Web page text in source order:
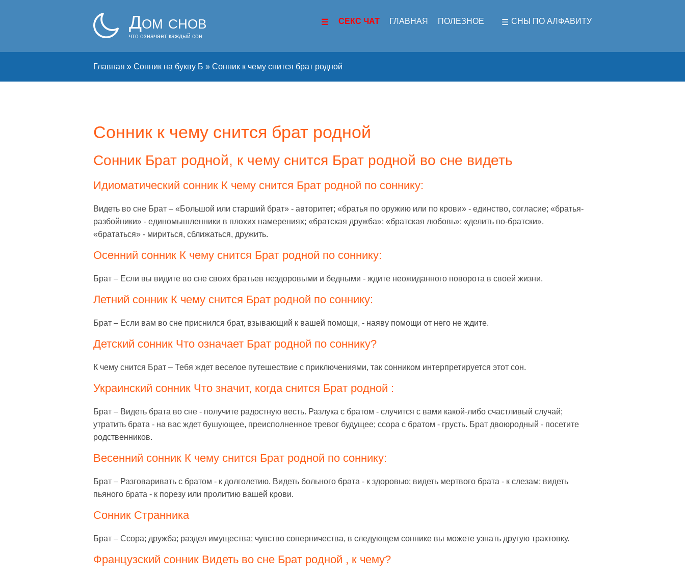
Дом снов
что означает каждый сон
СЕКС ЧАТ ГЛАВНАЯ ПОЛЕЗНОЕ СНЫ ПО АЛФАВИТУ
Главная » Сонник на букву Б » Сонник к чему снится брат родной
Сонник к чему снится брат родной
Сонник Брат родной, к чему снится Брат родной во сне видеть
Идиоматический сонник К чему снится Брат родной по соннику:
Видеть во сне Брат – «Большой или старший брат» - авторитет; «братья по оружию или по крови» - единство, согласие; «братья-
разбойники» - единомышленники в плохих намерениях; «братская дружба»; «братская любовь»; «делить по-братски».
«брататься» - мириться, сближаться, дружить.
Осенний сонник К чему снится Брат родной по соннику:
Брат – Если вы видите во сне своих братьев нездоровыми и бедными - ждите неожиданного поворота в своей жизни.
Летний сонник К чему снится Брат родной по соннику:
Брат – Если вам во сне приснился брат, взывающий к вашей помощи, - наяву помощи от него не ждите.
Детский сонник Что означает Брат родной по соннику?
К чему снится Брат – Тебя ждет веселое путешествие с приключениями, так сонником интерпретируется этот сон.
Украинский сонник Что значит, когда снится Брат родной :
Брат – Видеть брата во сне - получите радостную весть. Разлука с братом - случится с вами какой-либо счастливый случай;
утратить брата - на вас ждет бушующее, преисполненное тревог будущее; ссора с братом - грусть. Брат двоюродный - посетите
родственников.
Весенний сонник К чему снится Брат родной по соннику:
Брат – Разговаривать с братом - к долголетию. Видеть больного брата - к здоровью; видеть мертвого брата - к слезам: видеть
пьяного брата - к порезу или пролитию вашей крови.
Сонник Странника
Брат – Ссора; дружба; раздел имущества; чувство соперничества, в следующем соннике вы можете узнать другую трактовку.
Французский сонник Видеть во сне Брат родной , к чему?